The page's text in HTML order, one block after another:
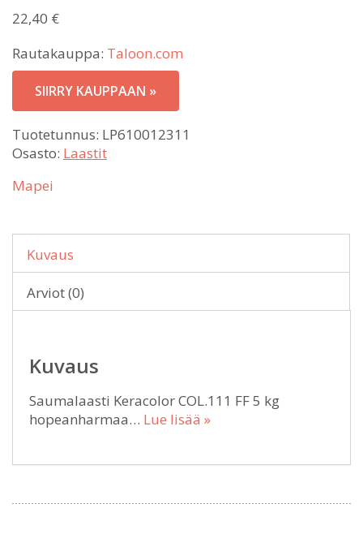
22,40 €
Rautakauppa: Taloon.com
SIIRRY KAUPPAAN »
Tuotetunnus: LP610012311
Osasto: Laastit
Mapei
Kuvaus
Arviot (0)
Kuvaus
Saumalaasti Keracolor COL.111 FF 5 kg
hopeanharmaa… Lue lisää »